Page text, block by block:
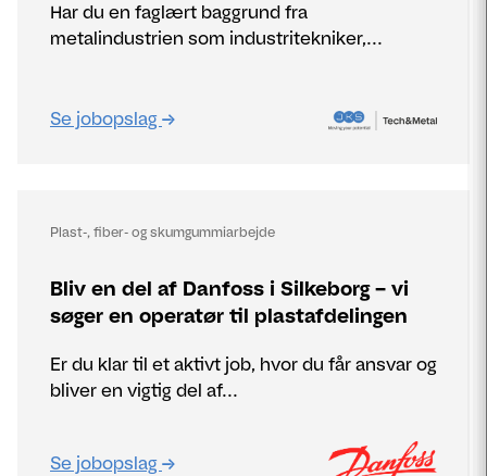
Har du en faglært baggrund fra
metalindustrien som industritekniker,...
Se jobopslag
Plast-, fiber- og skumgummiarbejde
Bliv en del af Danfoss i Silkeborg – vi
søger en operatør til plastafdelingen
Er du klar til et aktivt job, hvor du får ansvar og
bliver en vigtig del af...
Se jobopslag